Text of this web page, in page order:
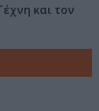
και τον